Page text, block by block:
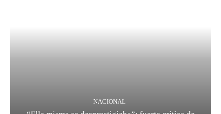
NACIONAL